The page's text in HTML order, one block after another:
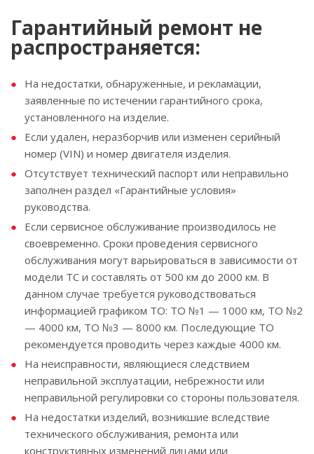
Гарантийный ремонт не
распространяется:
На недостатки, обнаруженные, и рекламации,
заявленные по истечении гарантийного срока,
установленного на изделие.
Если удален, неразборчив или изменен серийный
номер (VIN) и номер двигателя изделия.
Отсутствует технический паспорт или неправильно
заполнен раздел «Гарантийные условия»
руководства.
Если сервисное обслуживание производилось не
своевременно. Сроки проведения сервисного
обслуживания могут варьироваться в зависимости от
модели ТС и составлять от 500 км до 2000 км. В
данном случае требуется руководствоваться
информацией графиком ТО: ТО №1 — 1000 км, ТО №2
— 4000 км, ТО №3 — 8000 км. Последующие ТО
рекомендуется проводить через каждые 4000 км.
На неисправности, являющиеся следствием
неправильной эксплуатации, небрежности или
неправильной регулировки со стороны пользователя.
На недостатки изделий, возникшие вследствие
технического обслуживания, ремонта или
конструктивных изменений лицами или